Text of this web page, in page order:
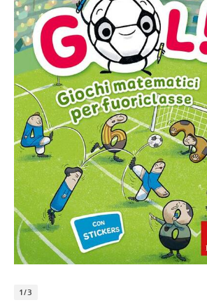
1/3